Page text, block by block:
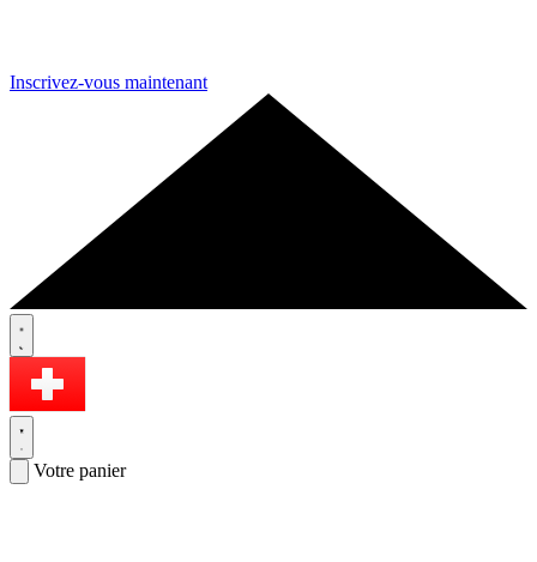
Inscrivez-vous maintenant
Votre panier